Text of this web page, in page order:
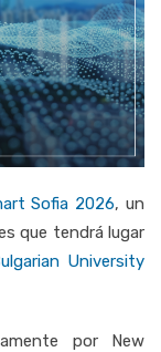
Sofia 2026, un
que tendrá lugar
University
por New